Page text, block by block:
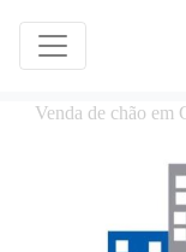
Venda de chão